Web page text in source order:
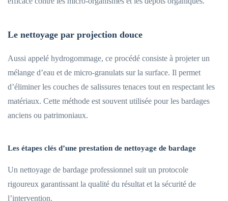
Le nettoyage par projection douce
Aussi appelé hydrogommage, ce procédé consiste à projeter un
mélange d’eau et de micro-granulats sur la surface. Il permet
d’éliminer les couches de salissures tenaces tout en respectant les
matériaux. Cette méthode est souvent utilisée pour les bardages
anciens ou patrimoniaux.
Les étapes clés d’une prestation de nettoyage de bardage
Un nettoyage de bardage professionnel suit un protocole
rigoureux garantissant la qualité du résultat et la sécurité de
l’intervention.